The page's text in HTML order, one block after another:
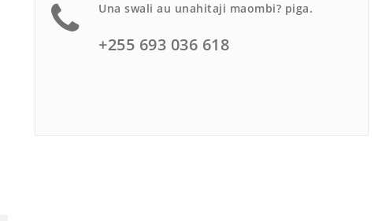
Una swali au unahitaji maombi? piga.
+255 693 036 618